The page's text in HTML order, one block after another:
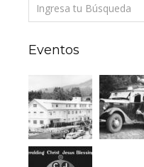
Eventos